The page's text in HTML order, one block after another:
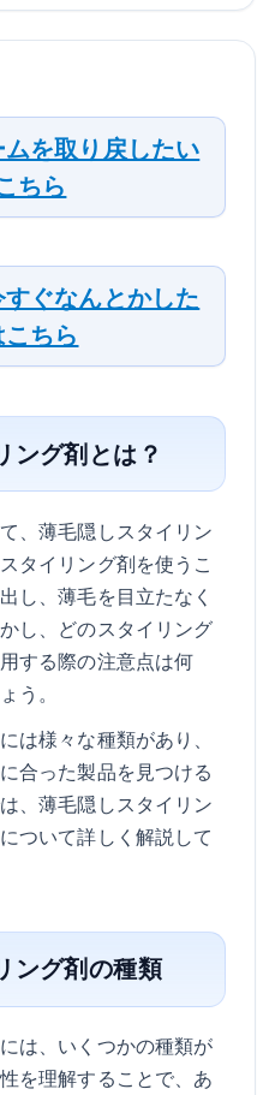
を取り戻したい
ちら
ぐなんとかした
ちら
ング剤とは？
、薄毛隠しスタイリン
タイリング剤を使うこ
し、薄毛を目立たなく
し、どのスタイリング
する際の注意点は何
う。
は様々な種類があり、
合った製品を見つける
、薄毛隠しスタイリン
ついて詳しく解説して
ング剤の種類
は、いくつかの種類が
を理解することで、あ